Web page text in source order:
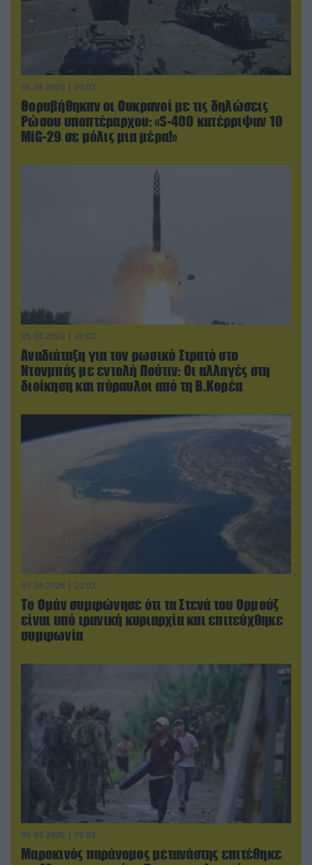
06.08.2026 | 00:02
Θορυβήθηκαν οι Ουκρανοί με τις δηλώσεις
Ρώσου υποπτέραρχου: «S-400 κατέρριψαν 10
MiG-29 σε μόλις μια μέρα!»
05.08.2026 | 20:02
Αναδιάταξη για τον ρωσικό Στρατό στο
Ντονμπάς με εντολή Πούτιν: Οι αλλαγές στη
διοίκηση και πύραυλοι από τη Β.Κορέα
05.08.2026 | 22:02
Το Ομάν συμφώνησε ότι τα Στενά του Ορμούζ
είναι υπό ιρανική κυριαρχία και επιτεύχθηκε
συμφωνία
06.08.2026 | 09:03
Μαροκινός παράνομος μετανάστης επιτέθηκε